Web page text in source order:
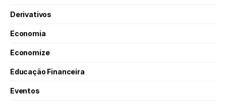
Derivativos
Economia
Economize
Educação Financeira
Eventos